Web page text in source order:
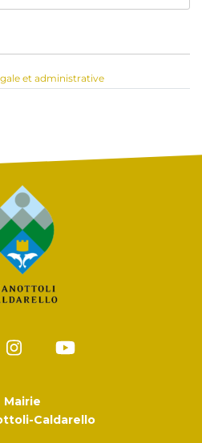
et administrative
Mairie
Caldarello